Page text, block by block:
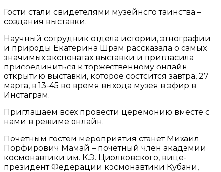
Гости стали свидетелями музейного таинства –
создания выставки.
Научный сотрудник отдела истории, этнографии
и природы Екатерина Шрам рассказала о самых
значимых экспонатах выставки и пригласила
присоединиться к торжественному онлайн
открытию выставки, которое состоится завтра, 27
марта, в 13-45 во время выхода музея в эфир в
Инстаграм.
Приглашаем всех провести церемонию вместе с
нами в режиме онлайн.
Почетным гостем мероприятия станет Михаил
Порфирович Мамай – почетный член академии
космонавтики им. К.Э. Циолковского, вице-
президент Федерации космонавтики Кубани,